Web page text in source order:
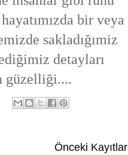
bir veya
sakladığımiz
detayları
güzelliği....
Önceki Kayıtlar